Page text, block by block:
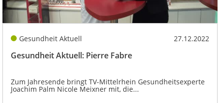
Gesundheit Aktuell 27.12.2022
Gesundheit Aktuell: Pierre Fabre
Zum Jahresende bringt TV-Mittelrhein Gesundheitsexperte
Joachim Palm Nicole Meixner mit, die...